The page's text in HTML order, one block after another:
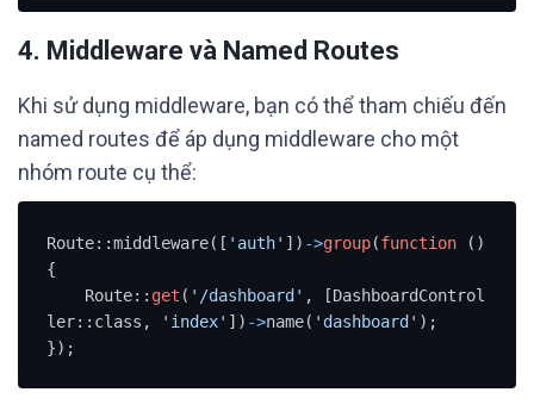
4. Middleware và Named Routes
Khi sử dụng middleware, bạn có thể tham chiếu đến
named routes để áp dụng middleware cho một
nhóm route cụ thể:
Route::middleware([ 'auth' ]) ->group(function ()
{
    Route::
get ( '/dashboard' , [DashboardControl
ler::class,
'index' ]) ->name( 'dashboard' );
});